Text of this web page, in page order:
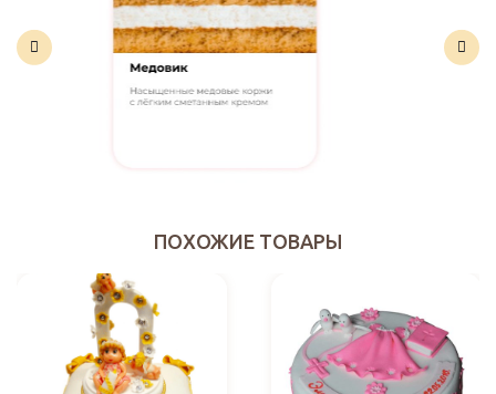
ПОХОЖИЕ ТОВАРЫ